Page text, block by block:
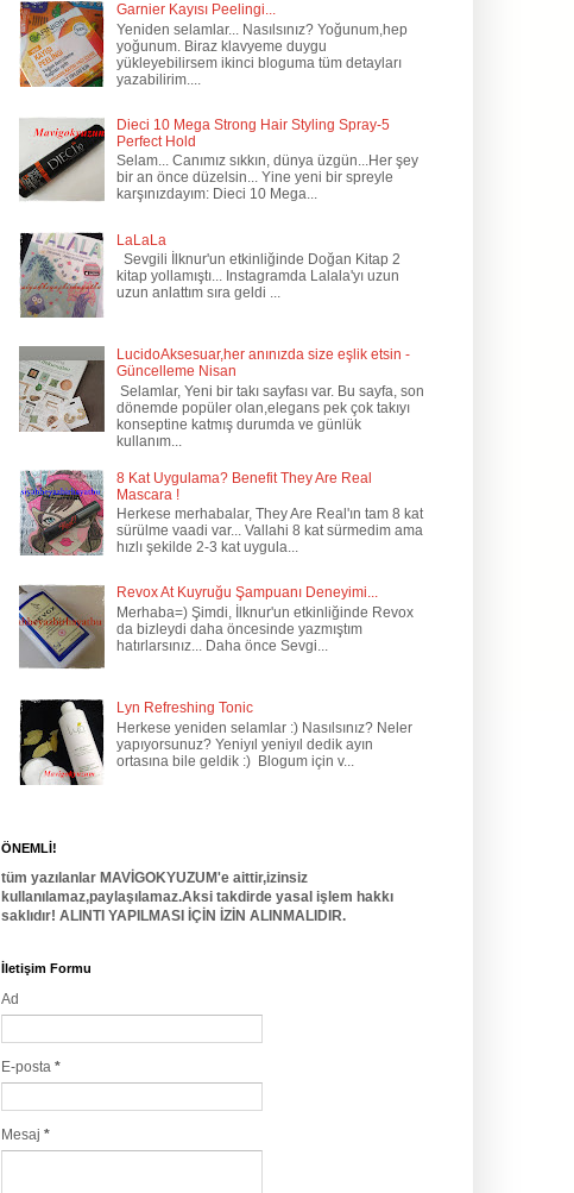
Garnier Kayısı Peelingi...
Yeniden selamlar... Nasılsınız? Yoğunum,hep
yoğunum. Biraz klavyeme duygu
yükleyebilirsem ikinci bloguma tüm detayları
yazabilirim....
Dieci 10 Mega Strong Hair Styling Spray-5
Perfect Hold
Selam... Canımız sıkkın, dünya üzgün...Her şey
bir an önce düzelsin... Yine yeni bir spreyle
karşınızdayım: Dieci 10 Mega...
LaLaLa
Sevgili İlknur'un etkinliğinde Doğan Kitap 2
kitap yollamıştı... Instagramda Lalala'yı uzun
uzun anlattım sıra geldi ...
LucidoAksesuar,her anınızda size eşlik etsin -
Güncelleme Nisan
Selamlar, Yeni bir takı sayfası var. Bu sayfa, son
dönemde popüler olan,elegans pek çok takıyı
konseptine katmış durumda ve günlük
kullanım...
8 Kat Uygulama? Benefit They Are Real
Mascara !
Herkese merhabalar, They Are Real'ın tam 8 kat
sürülme vaadi var... Vallahi 8 kat sürmedim ama
hızlı şekilde 2-3 kat uygula...
Revox At Kuyruğu Şampuanı Deneyimi...
Merhaba=) Şimdi, İlknur'un etkinliğinde Revox
da bizleydi daha öncesinde yazmıştım
hatırlarsınız... Daha önce Sevgi...
Lyn Refreshing Tonic
Herkese yeniden selamlar :) Nasılsınız? Neler
yapıyorsunuz? Yeniyıl yeniyıl dedik ayın
ortasına bile geldik :) Blogum için v...
ÖNEMLİ!
tüm yazılanlar MAVİGOKYUZUM'e aittir,izinsiz
kullanılamaz,paylaşılamaz.Aksi takdirde yasal işlem hakkı
saklıdır! ALINTI YAPILMASI İÇİN İZİN ALINMALIDIR.
İletişim Formu
Ad
E-posta *
Mesaj *